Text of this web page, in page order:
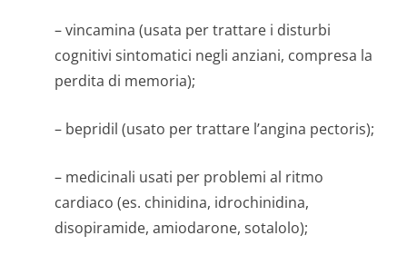
– vincamina (usata per trattare i disturbi
cognitivi sintomatici negli anziani, compresa la
perdita di memoria);
– bepridil (usato per trattare l’angina pectoris);
– medicinali usati per problemi al ritmo
cardiaco (es. chinidina, idrochinidina,
disopiramide, amiodarone, sotalolo);